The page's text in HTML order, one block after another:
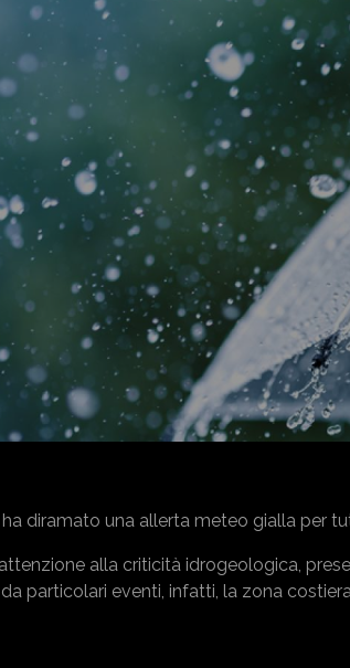
diramato una allerta meteo gialla per
alla criticità idrogeologica,
particolari eventi, infatti, la zona